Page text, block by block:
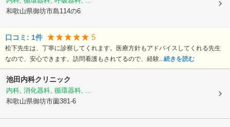
和歌山県御坊市島114の6
口コミ: 1件 5
松下先生は、丁寧に診察してくれます。医療方針もアドバイスしてくれる先生
なので、安心できます。訪問看護もされてるので、経験...続きを読む
池田内科クリニック
内科, 消化器科, 循環器科, ...
和歌山県御坊市薗381-6